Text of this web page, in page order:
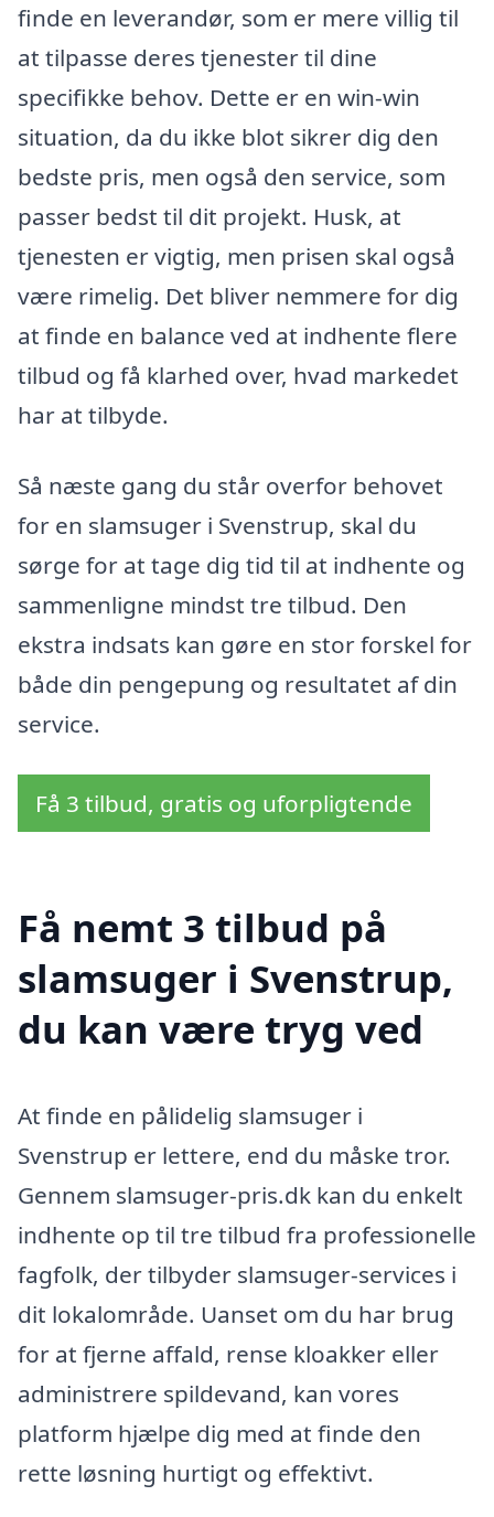
finde en leverandør, som er mere villig til
at tilpasse deres tjenester til dine
specifikke behov. Dette er en win-win
situation, da du ikke blot sikrer dig den
bedste pris, men også den service, som
passer bedst til dit projekt. Husk, at
tjenesten er vigtig, men prisen skal også
være rimelig. Det bliver nemmere for dig
at finde en balance ved at indhente flere
tilbud og få klarhed over, hvad markedet
har at tilbyde.
Så næste gang du står overfor behovet
for en slamsuger i Svenstrup, skal du
sørge for at tage dig tid til at indhente og
sammenligne mindst tre tilbud. Den
ekstra indsats kan gøre en stor forskel for
både din pengepung og resultatet af din
service.
Få 3 tilbud, gratis og uforpligtende
Få nemt 3 tilbud på
slamsuger i Svenstrup,
du kan være tryg ved
At finde en pålidelig slamsuger i
Svenstrup er lettere, end du måske tror.
Gennem slamsuger-pris.dk kan du enkelt
indhente op til tre tilbud fra professionelle
fagfolk, der tilbyder slamsuger-services i
dit lokalområde. Uanset om du har brug
for at fjerne affald, rense kloakker eller
administrere spildevand, kan vores
platform hjælpe dig med at finde den
rette løsning hurtigt og effektivt.